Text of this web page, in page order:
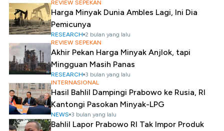
REVIEW SEPEKAN
Harga Minyak Dunia Ambles Lagi, Ini Dia
Pemicunya
RESEARCH 2 bulan yang lalu
REVIEW SEPEKAN
Akhir Pekan Harga Minyak Anjlok, tapi
Mingguan Masih Panas
RESEARCH 3 bulan yang lalu
INTERNASIONAL
Hasil Bahlil Dampingi Prabowo ke Rusia, RI
Kantongi Pasokan Minyak-LPG
NEWS 3 bulan yang lalu
Bahlil Lapor Prabowo RI Tak Impor Produk